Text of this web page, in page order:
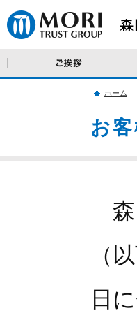
ホーム
お
森
（
日